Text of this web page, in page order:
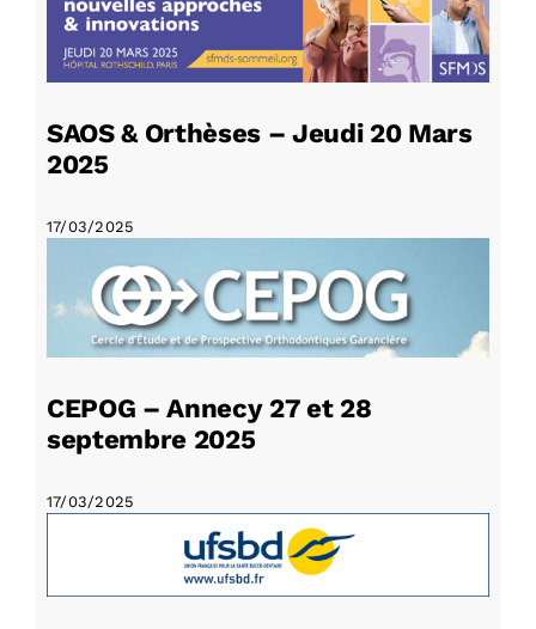
SAOS & Orthèses – Jeudi 20 Mars
2025
17/03/2025
CEPOG – Annecy 27 et 28
septembre 2025
17/03/2025